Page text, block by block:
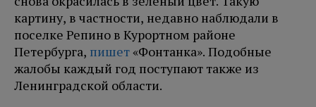
картину, в частности, недавно наблюдали в
поселке Репино в Курортном районе
Петербурга, пишет«Фонтанка». Подобные
жалобы каждый год поступают также из
Ленинградской области.